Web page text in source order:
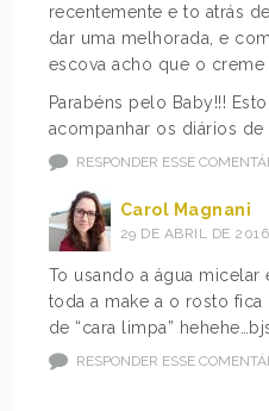
recentemente e to atrás
dar uma melhorada, e
escova acho que o creme
Parabéns pelo Baby!!!
acompanhar os diários
RESPONDER ESSE
Carol Magnani
29 DE ABRIL DE
To usando a água micelar
toda a make a o rosto fica
de “cara limpa”
RESPONDER ESSE